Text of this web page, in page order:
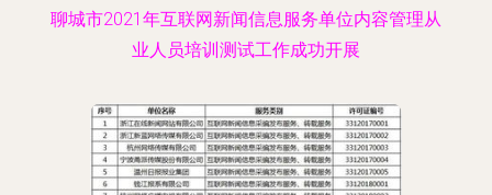
聊城市2021年互联网新闻信息服务单位内容管理从
业人员培训测试工作成功开展